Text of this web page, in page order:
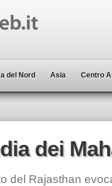
del Nord Asia Centro
dei
del Rajasthan